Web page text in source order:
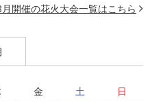
開催の花火大会一覧はこちら
金 土 日